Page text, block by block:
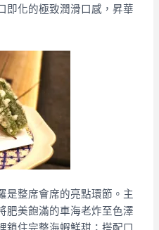
即化的極致潤滑口感，昇華
是整席會席的亮點環節。主
肥美飽滿的車海老炸至色澤